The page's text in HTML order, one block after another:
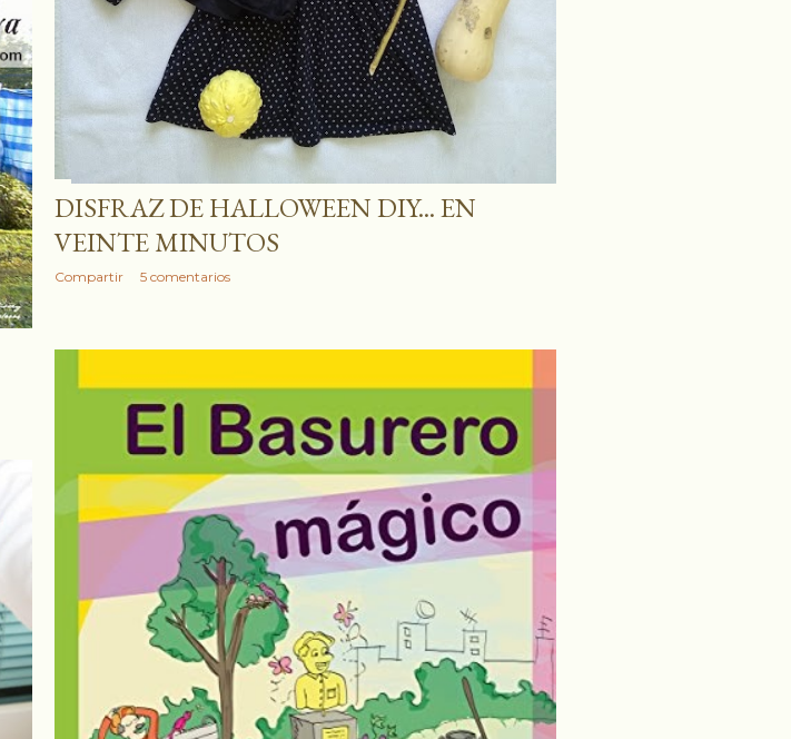
DISFRAZ DE HALLOWEEN DIY... EN
VEINTE MINUTOS
Compartir 5 comentarios